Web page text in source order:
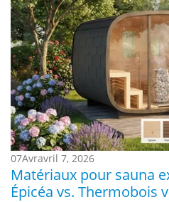
07Avravril 7, 2026
Matériaux pour sauna
Épicéa vs. Thermobois